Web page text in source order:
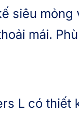
siêu
mái.
L có